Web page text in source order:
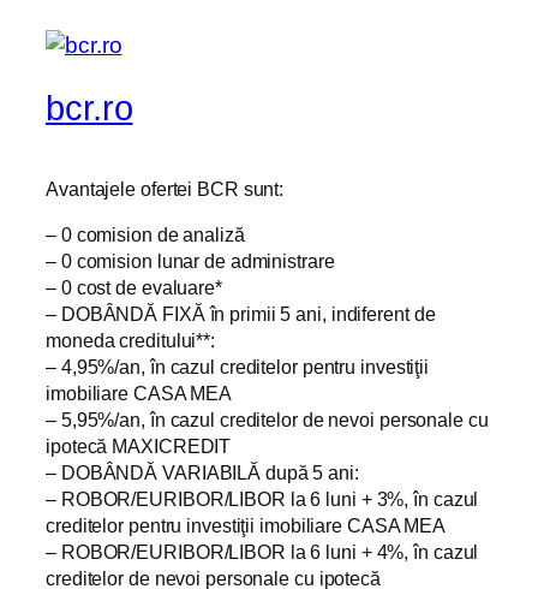
bcr.ro
Avantajele ofertei BCR sunt:
– 0 comision de analiză
– 0 comision lunar de administrare
– 0 cost de evaluare*
– DOBÂNDĂ FIXĂ în primii 5 ani, indiferent de
moneda creditului**:
– 4,95%/an, în cazul creditelor pentru investiţii
imobiliare CASA MEA
– 5,95%/an, în cazul creditelor de nevoi personale cu
ipotecă MAXICREDIT
– DOBÂNDĂ VARIABILĂ după 5 ani:
– ROBOR/EURIBOR/LIBOR la 6 luni + 3%, în cazul
creditelor pentru investiţii imobiliare CASA MEA
– ROBOR/EURIBOR/LIBOR la 6 luni + 4%, în cazul
creditelor de nevoi personale cu ipotecă